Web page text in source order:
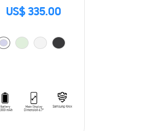
US$ 335.00